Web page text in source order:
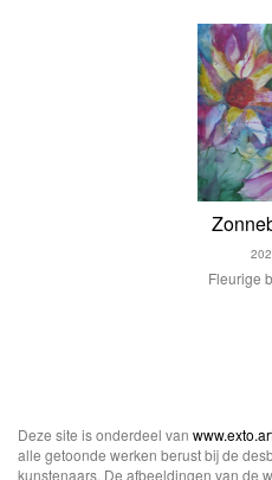
Fleurige
Deze site is onderdeel van
alle getoonde werken berust bij de
kunstenaars. De afbeeldingen van de